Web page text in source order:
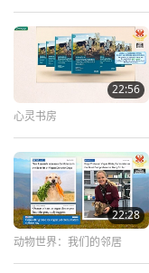
22:56
心灵书房
22:28
动物世界：我们的邻居